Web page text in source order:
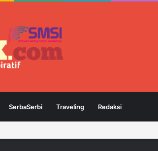
SerbaSerbi Traveling Redaksi